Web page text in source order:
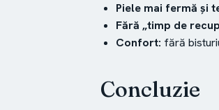
Piele mai fermă și
Fără „timp de
Confort: fără
Concluzie